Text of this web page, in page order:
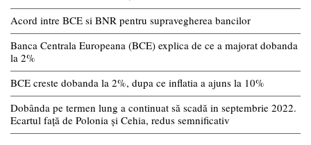
Acord intre BCE si BNR pentru supravegherea bancilor
Banca Centrala Europeana (BCE) explica de ce a majorat dobanda
la 2%
BCE creste dobanda la 2%, dupa ce inflatia a ajuns la 10%
Dobânda pe termen lung a continuat să scadă in septembrie 2022.
Ecartul față de Polonia și Cehia, redus semnificativ